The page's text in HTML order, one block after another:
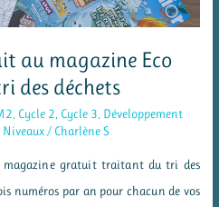
au magazine Eco
des déchets
Cycle 2 Cycle 3 Développement
Niveaux / Charlène S
magazine gratuit traitant du tri des
numéros par an pour chacun de vos